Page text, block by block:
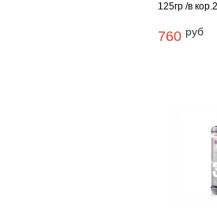
125гр /в
760 руб